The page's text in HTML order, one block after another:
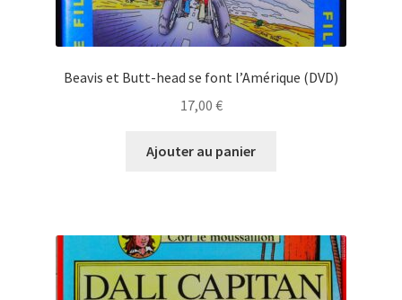
Beavis et Butt-head se font l’Amérique (DVD)
17,00 €
Ajouter au panier